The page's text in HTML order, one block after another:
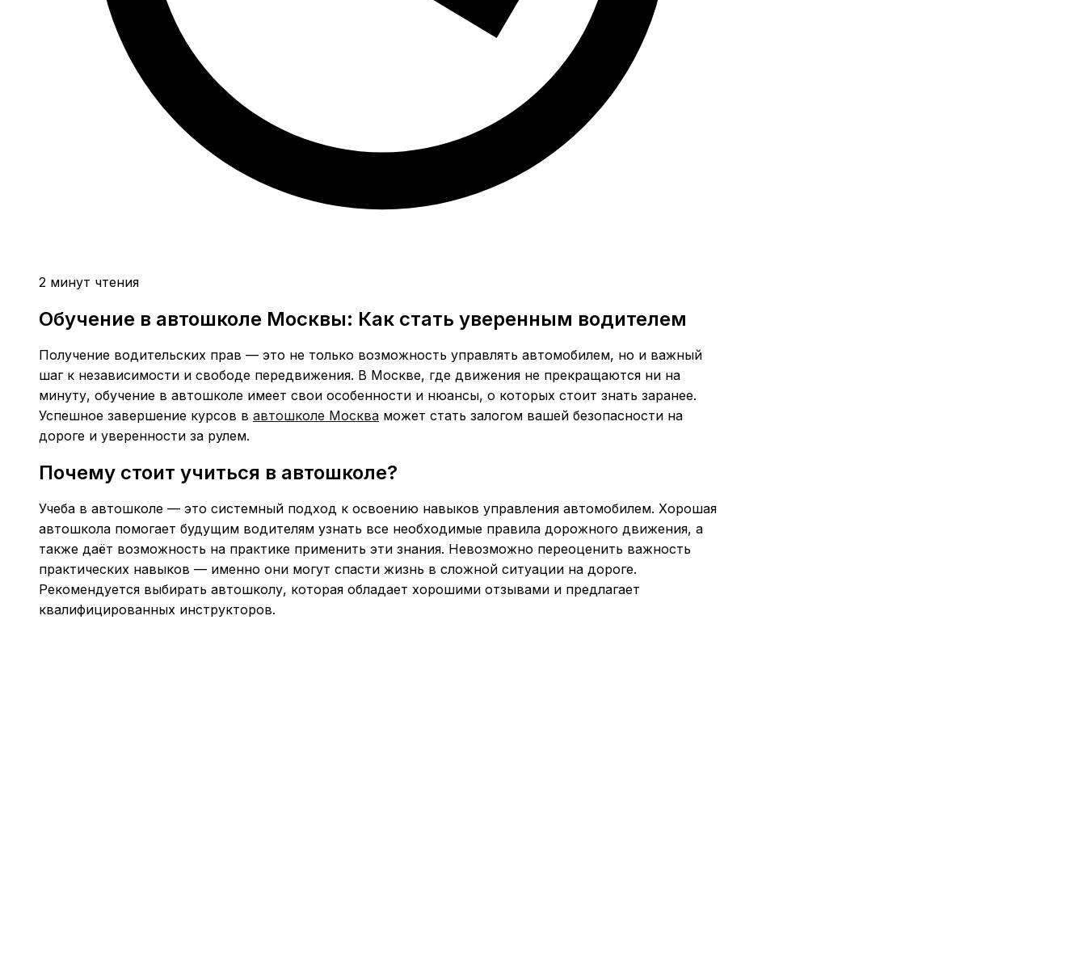
2 минут чтения
Обучение в автошколе Москвы: Как стать уверенным водителем
Получение водительских прав — это не только возможность управлять автомобилем, но и важный
шаг к независимости и свободе передвижения. В Москве, где движения не прекращаются ни на
минуту, обучение в автошколе имеет свои особенности и нюансы, о которых стоит знать заранее.
Успешное завершение курсов в автошколе Москва может стать залогом вашей безопасности на
дороге и уверенности за рулем.
Почему стоит учиться в автошколе?
Учеба в автошколе — это системный подход к освоению навыков управления автомобилем. Хорошая
автошкола помогает будущим водителям узнать все необходимые правила дорожного движения, а
также даёт возможность на практике применить эти знания. Невозможно переоценить важность
практических навыков — именно они могут спасти жизнь в сложной ситуации на дороге.
Рекомендуется выбирать автошколу, которая обладает хорошими отзывами и предлагает
квалифицированных инструкторов.